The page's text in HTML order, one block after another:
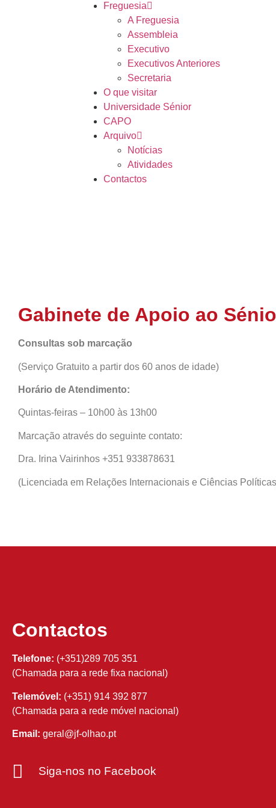
Freguesia
A Freguesia
Assembleia
Executivo
Executivos Anteriores
Secretaria
O que visitar
Universidade Sénior
CAPO
Arquivo
Notícias
Atividades
Contactos
Gabinete de Apoio ao
Consultas sob marcação
(Serviço Gratuito a partir dos 60 anos de idade)
Horário de Atendimento:
Quintas-feiras – 10h00 às 13h00
Marcação através do seguinte contato:
Dra. Irina Vairinhos +351 933878631
(Licenciada em Relações Internacionais e Ciências
Contactos
Telefone: (+351)289 705 351
(Chamada para a rede fixa nacional)
Telemóvel: (+351) 914 392 877
(Chamada para a rede móvel nacional)
Email: geral@jf-olhao.pt
Siga-nos no Facebook